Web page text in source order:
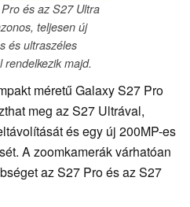
és az S27 Ultra
teljesen új
és ultraszéles
rendelkezik majd.
méretű Galaxy S27 Pro
meg az S27 Ultrával,
és egy új 200MP-es
A zoomkamerák várhatóan
az S27 Pro és az S27